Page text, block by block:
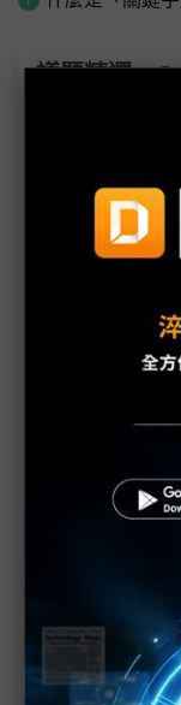
議題精選－
Google首款多
站在奇點山腳
Flash應運而生
Googlebook
評析：Google
宣告 AI時代勝